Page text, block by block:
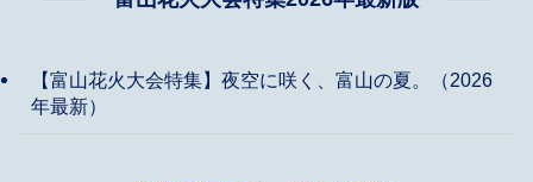
【富山花火大会特集】夜空に咲く、富山の夏。（2026
年最新）